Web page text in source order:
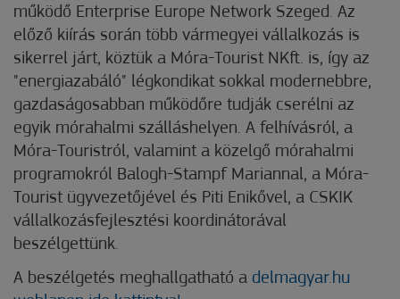
működő Enterprise Europe Network Szeged. Az
előző kiírás során több vármegyei vállalkozás is
sikerrel járt, köztük a Móra-Tourist NKft. is, így az
"energiazabáló" légkondikat sokkal modernebbre,
gazdaságosabban működőre tudják cserélni az
egyik mórahalmi szálláshelyen. A felhívásról, a
Móra-Touristról, valamint a közelgő mórahalmi
programokról Balogh-Stampf Mariannal, a Móra-
Tourist ügyvezetőjével és Piti Enikővel, a CSKIK
vállalkozásfejlesztési koordinátorával
beszélgettünk.
A beszélgetés meghallgatható a delmagyar.hu